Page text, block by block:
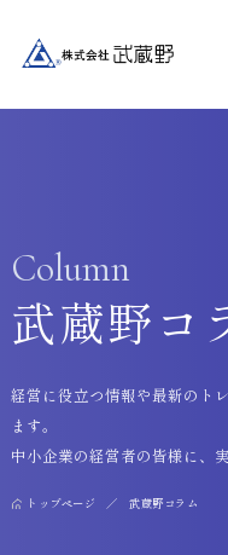
Column
武蔵野コ
トップページ 武蔵野コラム
経営に役立つ情報や最新のト
ます。
中小企業の経営者の皆様に、